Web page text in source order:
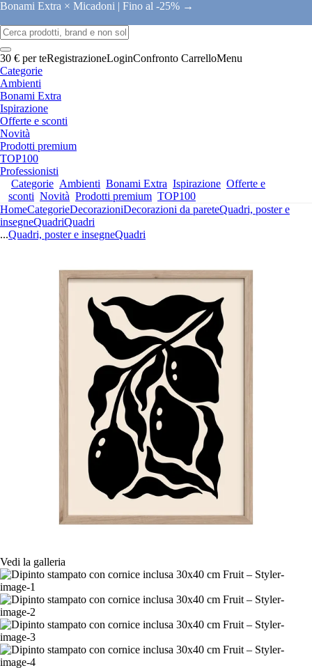
Bonami Extra × Micadoni | Fino al -25% →
30 € per teRegistrazioneLoginConfronto CarrelloMenu
Categorie
Ambienti
Bonami Extra
Ispirazione
Offerte e sconti
Novità
Prodotti premium
TOP100
Professionisti
Categorie Ambienti Bonami Extra Ispirazione Offerte e
sconti Novità Prodotti premium TOP100
HomeCategorieDecorazioniDecorazioni da pareteQuadri, poster e
insegneQuadriQuadri
...Quadri, poster e insegneQuadri
Vedi la galleria